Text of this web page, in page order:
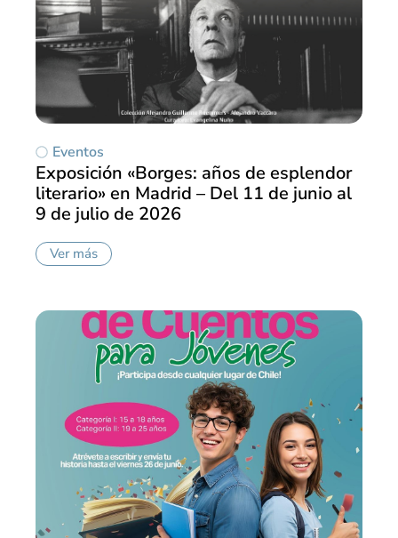
Eventos
Exposición «Borges: años de esplendor
literario» en Madrid – Del 11 de junio al
9 de julio de 2026
Ver más